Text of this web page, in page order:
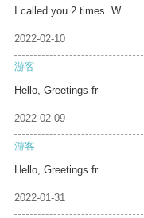
I called you 2 times. W
2022-02-10
游客
Hello, Greetings fr
2022-02-09
游客
Hello, Greetings fr
2022-01-31